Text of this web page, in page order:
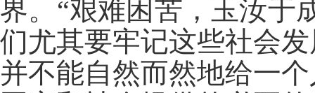
界。“艰难困苦，玉汝于
们尤其要牢记这些社会
并不能自然而然地给一